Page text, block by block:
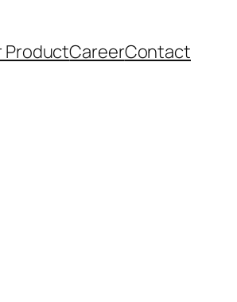
ProductCareerContact